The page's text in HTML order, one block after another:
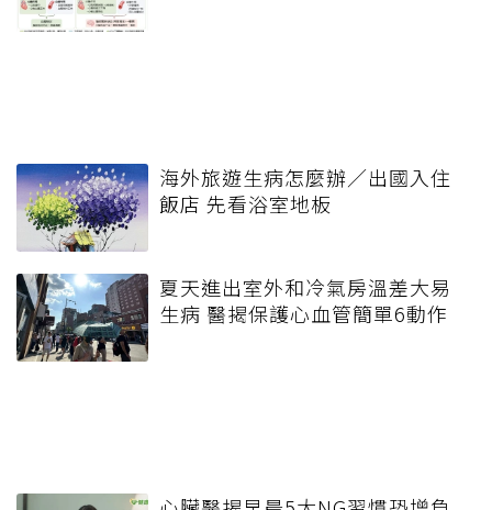
海外旅遊生病怎麼辦／出國入住
飯店 先看浴室地板
夏天進出室外和冷氣房溫差大易
生病 醫揭保護心血管簡單6動作